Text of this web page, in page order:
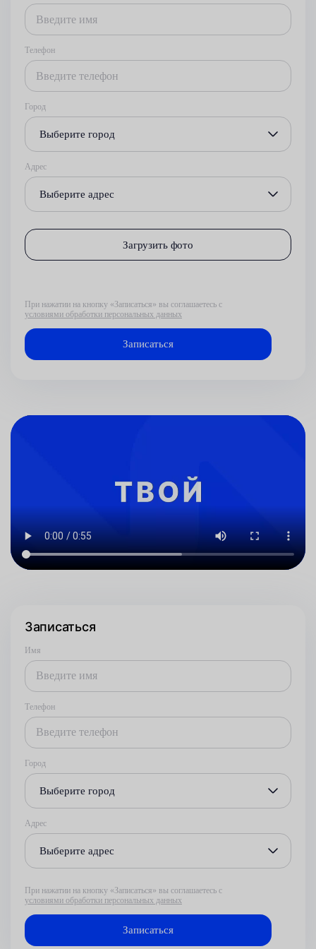
Телефон
Город
Выберите город
Адрес
Выберите адрес
Загрузить фото
При нажатии на кнопку «Записаться» вы соглашаетесь с
условиями обработки персональных данных
Записаться
Имя
Телефон
Город
Выберите город
Адрес
Выберите адрес
При нажатии на кнопку «Записаться» вы соглашаетесь с
условиями обработки персональных данных